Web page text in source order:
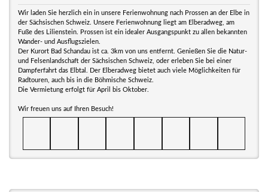
Wir laden Sie herzlich ein in unsere Ferienwohnung nach Prossen an der Elbe in
der Sächsischen Schweiz. Unsere Ferienwohnung liegt am Elberadweg, am
Fuße des Lilienstein. Prossen ist ein idealer Ausgangspunkt zu allen bekannten
Wander- und Ausflugszielen.
Der Kurort Bad Schandau ist ca. 3km von uns entfernt. Genießen Sie die Natur-
und Felsenlandschaft der Sächsischen Schweiz, oder erleben Sie bei einer
Dampferfahrt das Elbtal. Der Elberadweg bietet auch viele Möglichkeiten für
Radtouren, auch bis in die Böhmische Schweiz.
Die Vermietung erfolgt für April bis Oktober.
Wir freuen uns auf Ihren Besuch!